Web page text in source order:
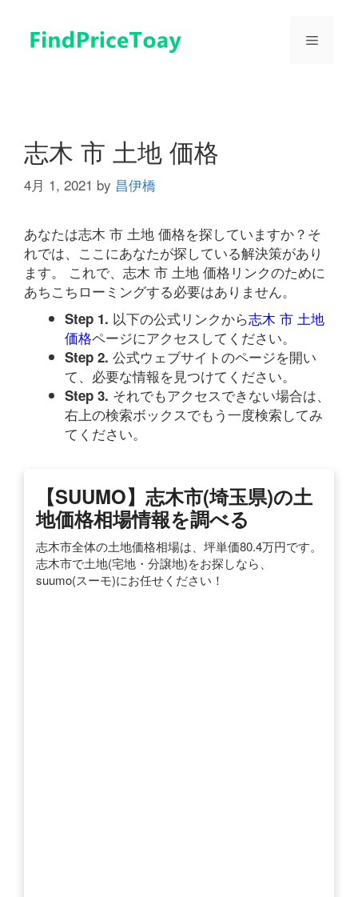
メ
志木 市 土地 価格
4月 1, 2021 by 昌伊橋
あなたは志木 市 土地 価格を探していますか？そ
れでは、ここにあなたが探している解決策があり
ます。 これで、志木 市 土地 価格リンクのために
あちこちローミングする必要はありません。
Step 1. 以下の公式リンクから志木 市 土地
価格ページにアクセスしてください。
Step 2. 公式ウェブサイトのページを開い
て、必要な情報を見つけてください。
Step 3. それでもアクセスできない場合は、
右上の検索ボックスでもう一度検索してみ
てください。
【SUUMO】志木市(埼玉県)の土
地価格相場情報を調べる
志木市全体の土地価格相場は、坪単価80.4万円です。
志木市で土地(宅地・分譲地)をお探しなら、
suumo(スーモ)にお任せください！